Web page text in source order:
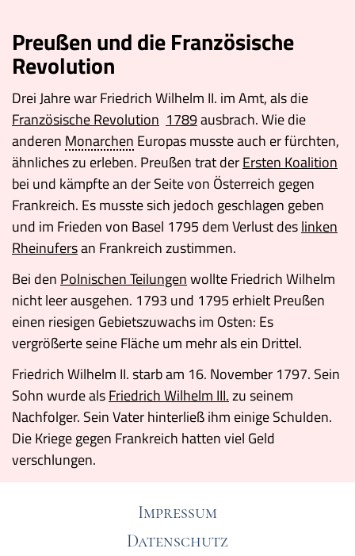
Preußen und die Französische
Revolution
Drei Jahre war Friedrich Wilhelm II. im Amt, als die
Französische Revolution 1789ausbrach. Wie die
anderen Monarchen Europas musste auch er fürchten,
ähnliches zu erleben. Preußen trat derErsten Koalition
bei und kämpfte an der Seite von Österreich gegen
Frankreich. Es musste sich jedoch geschlagen geben
und im Frieden von Basel 1795 dem Verlust deslinken
Rheinufersan Frankreich zustimmen.
Bei den Polnischen Teilungenwollte Friedrich Wilhelm
nicht leer ausgehen. 1793 und 1795 erhielt Preußen
einen riesigen Gebietszuwachs im Osten: Es
vergrößerte seine Fläche um mehr als ein Drittel.
Friedrich Wilhelm II. starb am 16. November 1797. Sein
Sohn wurde alsFriedrich Wilhelm III.zu seinem
Nachfolger. Sein Vater hinterließ ihm einige Schulden.
Die Kriege gegen Frankreich hatten viel Geld
verschlungen.
Impressum
Datenschutz